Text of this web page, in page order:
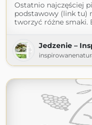
Ostatnio najczęściej
podstawowy (link tu)
tworzyć różne smaki.
Jedzenie –